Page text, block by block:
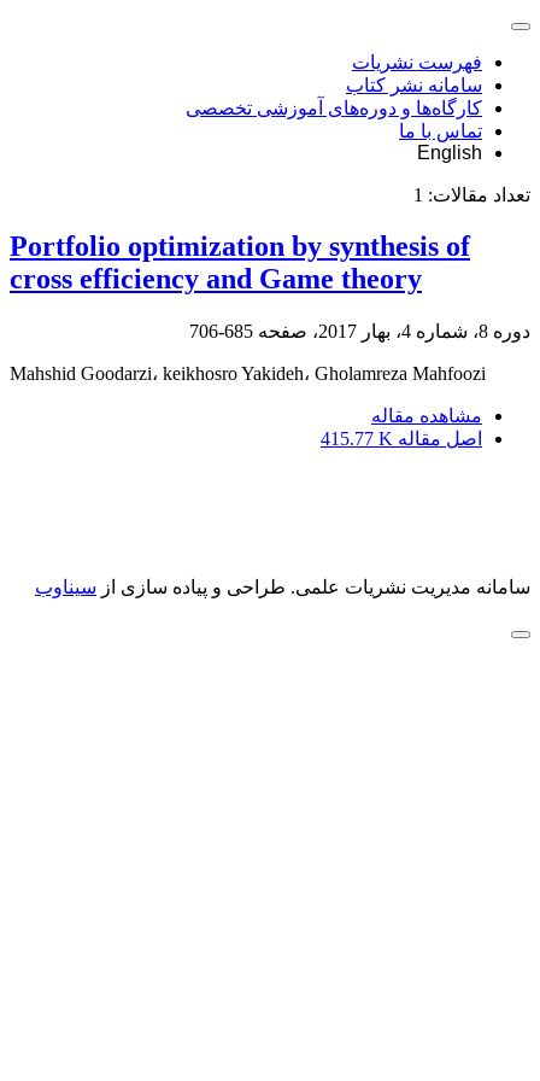
فهرست نشریات
سامانه نشر کتاب
کارگاه‌ها و دوره‌های آموزشی تخصصی
تماس با ما
English
تعداد مقالات: 1
Portfolio optimization by synthesis of
cross efficiency and Game theory
دوره 8، شماره 4، بهار 2017، صفحه 685-706
Mahshid Goodarzi، keikhosro Yakideh، Gholamreza Mahfoozi
مشاهده مقاله
اصل مقاله 415.77 K
سامانه مدیریت نشریات علمی. طراحی و پیاده سازی از سیناوب